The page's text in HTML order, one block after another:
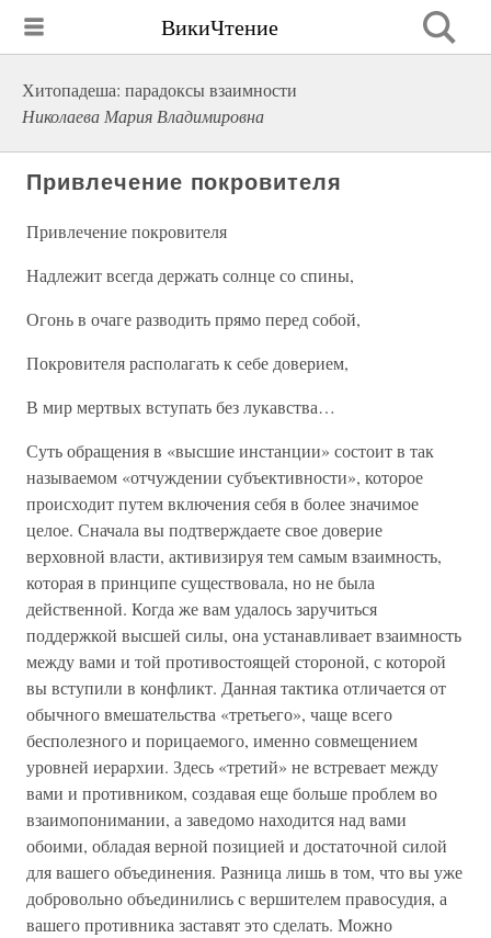
ВикиЧтение
Хитопадеша: парадоксы взаимности
Николаева Мария Владимировна
Привлечение покровителя
Привлечение покровителя
Надлежит всегда держать солнце со спины,
Огонь в очаге разводить прямо перед собой,
Покровителя располагать к себе доверием,
В мир мертвых вступать без лукавства…
Суть обращения в «высшие инстанции» состоит в так
называемом «отчуждении субъективности», которое
происходит путем включения себя в более значимое
целое. Сначала вы подтверждаете свое доверие
верховной власти, активизируя тем самым взаимность,
которая в принципе существовала, но не была
действенной. Когда же вам удалось заручиться
поддержкой высшей силы, она устанавливает взаимность
между вами и той противостоящей стороной, с которой
вы вступили в конфликт. Данная тактика отличается от
обычного вмешательства «третьего», чаще всего
бесполезного и порицаемого, именно совмещением
уровней иерархии. Здесь «третий» не встревает между
вами и противником, создавая еще больше проблем во
взаимопонимании, а заведомо находится над вами
обоими, обладая верной позицией и достаточной силой
для вашего объединения. Разница лишь в том, что вы уже
добровольно объединились с вершителем правосудия, а
вашего противника заставят это сделать. Можно